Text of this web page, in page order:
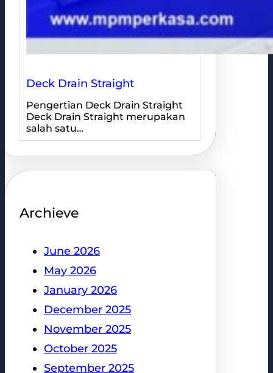
Deck Drain Straight
Pengertian Deck Drain Straight
Deck Drain Straight merupakan
salah satu…
Archieve
June 2026
May 2026
January 2026
December 2025
November 2025
October 2025
September 2025